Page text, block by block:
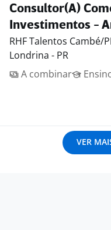
Consultor(A)
Investimentos -
RHF Talentos Cambé/
Londrina - PR
A combinar
VER